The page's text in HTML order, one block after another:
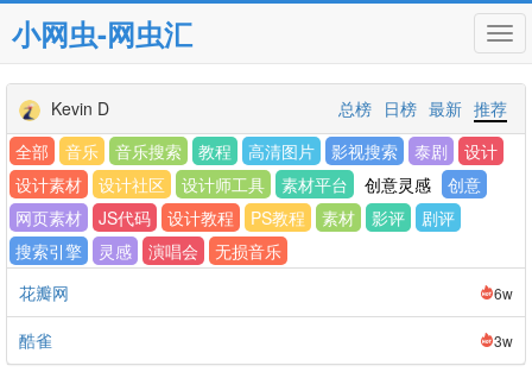
小网虫-网虫汇
Kevin D 推荐
最新
日榜
总榜
全部
音乐 音乐搜索 教程 高清图片 影视搜索 泰剧
设计
设计素材
设计社区 设计师工具 素材平台 创意灵感
创意
网页素材
JS代码 设计教程 PS教程 素材 影评
剧评
搜索引擎
灵感 演唱会
无损音乐
花瓣网
6w
酷雀 3w